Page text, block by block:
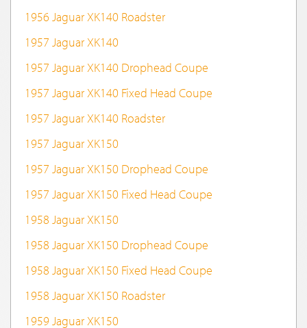
1956 Jaguar XK140 Roadster
1957 Jaguar XK140
1957 Jaguar XK140 Drophead Coupe
1957 Jaguar XK140 Fixed Head Coupe
1957 Jaguar XK140 Roadster
1957 Jaguar XK150
1957 Jaguar XK150 Drophead Coupe
1957 Jaguar XK150 Fixed Head Coupe
1958 Jaguar XK150
1958 Jaguar XK150 Drophead Coupe
1958 Jaguar XK150 Fixed Head Coupe
1958 Jaguar XK150 Roadster
1959 Jaguar XK150